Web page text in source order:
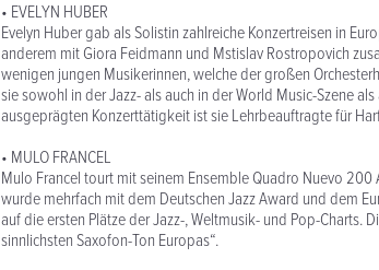
• EVELYN HUBER
Evelyn Huber gab als Solistin zahlreiche Konzertreisen in
anderem mit Giora Feidmann und Mstislav Rostropovich
wenigen jungen Musikerinnen, welche der großen
sie sowohl in der Jazz- als auch in der World Music-Szene
ausgeprägten Konzerttätigkeit ist sie Lehrbeauftragte für
• MULO FRANCEL
Mulo Francel tourt mit seinem Ensemble Quadro Nuevo
wurde mehrfach mit dem Deutschen Jazz Award und dem
auf die ersten Plätze der Jazz-, Weltmusik- und Pop-Charts.
sinnlichsten Saxofon-Ton Europas“.